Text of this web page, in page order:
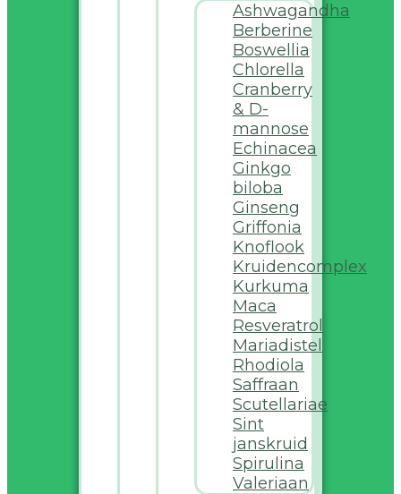
Ashwagandha
Berberine
Boswellia
Chlorella
Cranberry
& D-
mannose
Echinacea
Ginkgo
biloba
Ginseng
Griffonia
Knoflook
Kruidencomplex
Kurkuma
Maca
Resveratrol
Mariadistel
Rhodiola
Saffraan
Scutellariae
Sint
janskruid
Spirulina
Valeriaan